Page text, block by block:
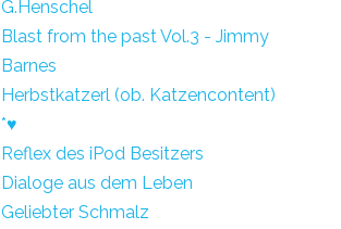
G.Henschel
Blast from the past Vol.3 - Jimmy
Barnes
Herbstkatzerl (ob. Katzencontent)
*♥
Reflex des iPod Besitzers
Dialoge aus dem Leben
Geliebter Schmalz